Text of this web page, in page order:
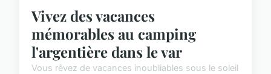
Vivez des vacances
mémorables au camping
l'argentière dans le var
Vous rêvez de vacances inoubliables sous le soleil